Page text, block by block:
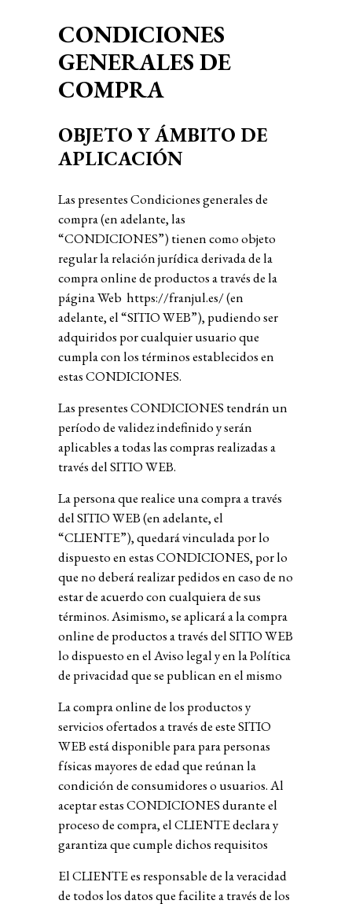
CONDICIONES
GENERALES DE
COMPRA
OBJETO Y ÁMBITO DE
APLICACIÓN
Las presentes Condiciones generales de
compra (en adelante, las
“CONDICIONES”) tienen como objeto
regular la relación jurídica derivada de la
compra online de productos a través de la
página Web https://franjul.es/(en
adelante, el “SITIO WEB”), pudiendo ser
adquiridos por cualquier usuario que
cumpla con los términos establecidos en
estas CONDICIONES.
Las presentes CONDICIONES tendrán un
período de validez indefinido y serán
aplicables a todas las compras realizadas a
través del SITIO WEB.
La persona que realice una compra a través
del SITIO WEB (en adelante, el
“CLIENTE”), quedará vinculada por lo
dispuesto en estas CONDICIONES, por lo
que no deberá realizar pedidos en caso de no
estar de acuerdo con cualquiera de sus
términos. Asimismo, se aplicará a la compra
online de productos a través del SITIO WEB
lo dispuesto en elAviso legaly en laPolítica
de privacidadque se publican en el mismo
La compra online de los productos y
servicios ofertados a través de este SITIO
WEB está disponible para para personas
físicas mayores de edad que reúnan la
condición de consumidores o usuarios. Al
aceptar estas CONDICIONES durante el
proceso de compra, el CLIENTE declara y
garantiza que cumple dichos requisitos
El CLIENTE es responsable de la veracidad
de todos los datos que facilite a través de los